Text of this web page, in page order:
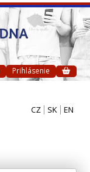
Prihlásenie
CZ SK EN